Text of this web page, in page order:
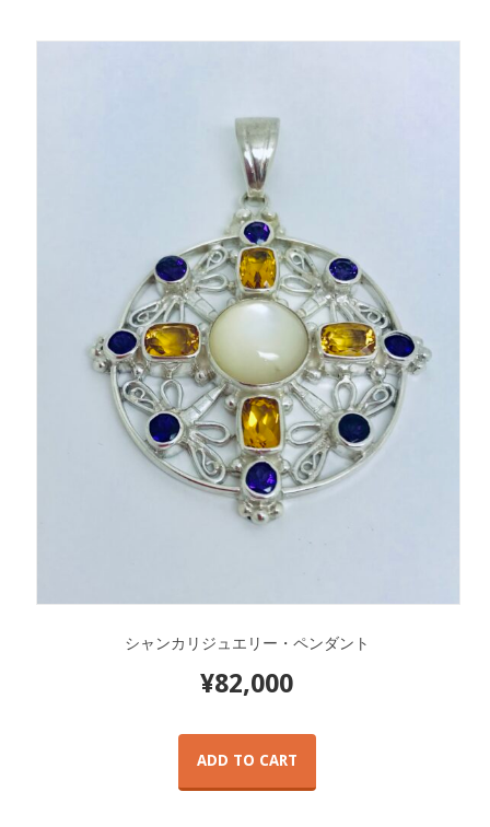
シャンカリジュエリー・ペンダント
¥82,000
ADD TO CART